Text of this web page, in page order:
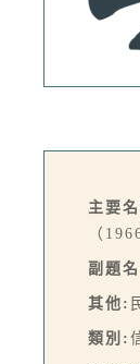
主要
（
副題
其他:
類別: